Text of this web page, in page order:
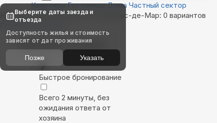
Квартиры Гостиницы Дома Частный сектор
Найдём, где остановиться в Ареньс-де-Мар: 0 вариантов
Показать на карте
Выбирайте лучшее
Быстрое бронирование
Всего 2 минуты, без
ожидания ответа от
хозяина
Выберите даты заезда и
отъезда
Доступность жилья и стоимость
зависят от дат проживания
Позже Указать